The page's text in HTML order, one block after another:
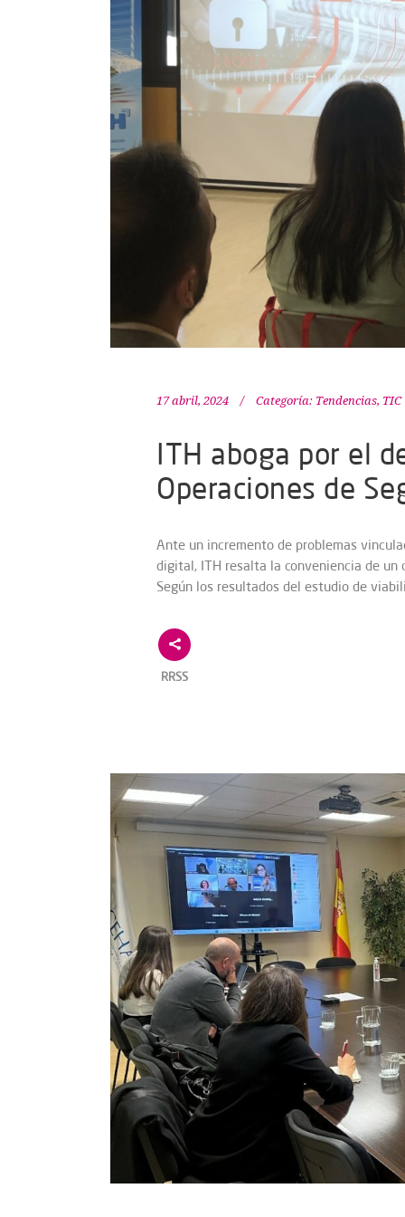
17 abril, 2024 Categoría: Tendencias, TIC
ITH aboga por el
Operaciones de
Ante un incremento de problemas
digital, ITH resalta la conveniencia de un
Según los resultados del estudio de
RRSS